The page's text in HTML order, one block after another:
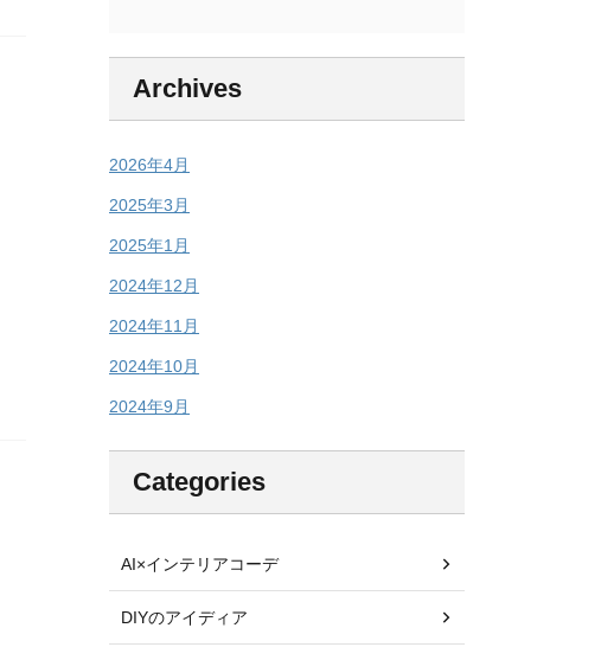
Archives
2026年4月
2025年3月
2025年1月
2024年12月
2024年11月
2024年10月
2024年9月
Categories
AI×インテリアコーデ
DIYのアイディア